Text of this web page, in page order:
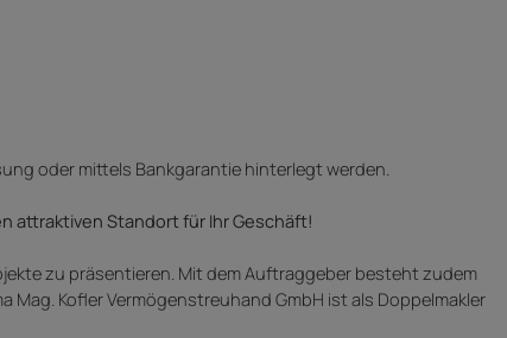
oder mittels Bankgarantie hinterlegt werden.
attraktiven Standort für Ihr Geschäft!
zu präsentieren. Mit dem Auftraggeber besteht zudem
Kofler Vermögenstreuhand GmbH ist als Doppelmakler